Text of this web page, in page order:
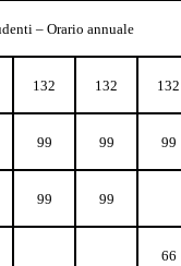
–Orario annuale
132 132 132
99 99 99
99 99
66